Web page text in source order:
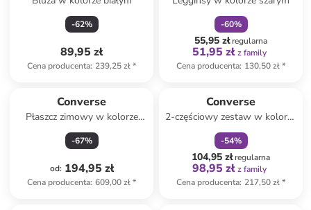
-62%
89,95 zł
Cena producenta: 239,25 zł*
-60%
55,95 złregularna
51,95 zł z family
Cena producenta: 130,50 zł*
Converse
Płaszcz zimowy w kolorze
beżowym
-67%
od: 194,95 zł
Cena producenta: 609,00 zł*
Converse
2-częściowy zestaw w kolorze
białym ze wzorem
-54%
104,95 złregularna
98,95 zł z family
Cena producenta: 217,50 zł*